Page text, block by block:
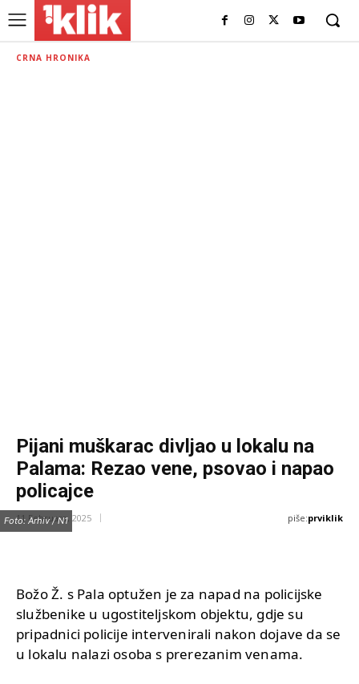
CRNA HRONIKA
Pijani muškarac divljao u lokalu na
Palama: Rezao vene, psovao i napao
policajce
11 Februara, 2025 piše:prviklik
Foto: Arhiv / N1
Božo Ž. s Pala optužen je za napad na policijske
službenike u ugostiteljskom objektu, gdje su
pripadnici policije intervenirali nakon dojave da se
u lokalu nalazi osoba s prerezanim venama.